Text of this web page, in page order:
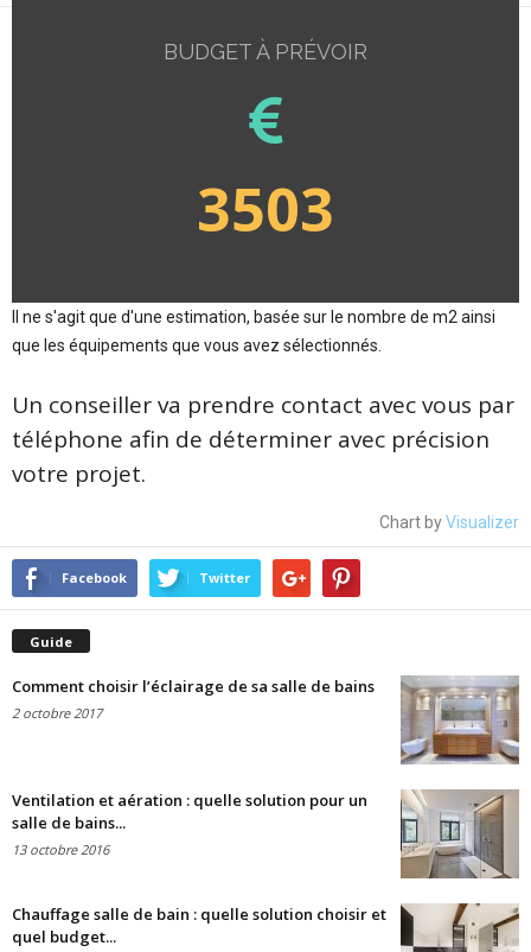
BUDGET À PRÉVOIR
3503
Il ne s'agit que d'une estimation, basée sur le nombre de m2 ainsi
que les équipements que vous avez sélectionnés.
Un conseiller va prendre contact avec vous par
téléphone afin de déterminer avec précision
votre projet.
Chart byVisualizer
Facebook Twitter
Guide
Comment choisir l’éclairage de sa salle de bains
2 octobre 2017
Ventilation et aération : quelle solution pour un
salle de bains...
13 octobre 2016
Chauffage salle de bain : quelle solution choisir et
quel budget...